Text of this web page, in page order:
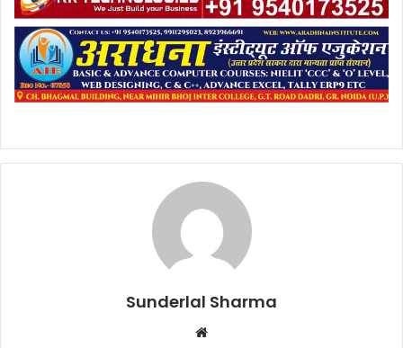
Sunderlal Sharma
Website